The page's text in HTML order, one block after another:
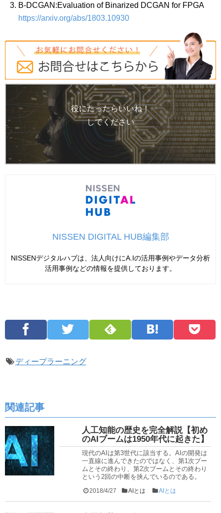
B-DCGAN:Evaluation of Binarized DCGAN for FPGA
https://arxiv.org/abs/1803.10930
役にたったらいいね！
してください
NISSEN DIGITAL HUB編集部
NISSENデジタルハブは、法人向けにA.Iの活用事例やデータ分析
活用事例などの情報を提供しております。
ディープラーニング
関連記事
人工知能の歴史を完全解説【初め
のAIブームは1950年代に起きた】
現代のAIは第3世代に該当する。AIの開発は
一直線に進んできたのではなく、第1次ブー
ムとその終わり、第2次ブームとその終わり
という2回の中断を挟んでいるのである。
2018/4/27 AIとは AIとは